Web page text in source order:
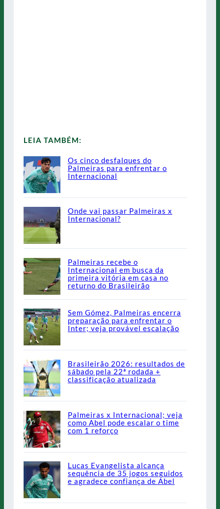
LEIA TAMBÉM:
Os cinco desfalques do
Palmeiras para enfrentar o
Internacional
Onde vai passar Palmeiras x
Internacional?
Palmeiras recebe o
Internacional em busca da
primeira vitória em casa no
returno do Brasileirão
Sem Gómez, Palmeiras encerra
preparação para enfrentar o
Inter; veja provável escalação
Brasileirão 2026: resultados de
sábado pela 22ª rodada +
classificação atualizada
Palmeiras x Internacional; veja
como Abel pode escalar o time
com 1 reforço
Lucas Evangelista alcança
sequência de 35 jogos seguidos
e agradece confiança de Abel